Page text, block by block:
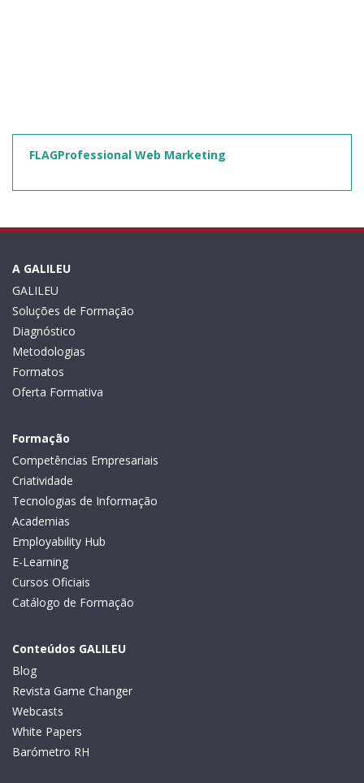
FLAGProfessional Web Marketing
A GALILEU
GALILEU
Soluções de Formação
Diagnóstico
Metodologias
Formatos
Oferta Formativa
Formação
Competências Empresariais
Criatividade
Tecnologias de Informação
Academias
Employability Hub
E-Learning
Cursos Oficiais
Catálogo de Formação
Conteúdos GALILEU
Blog
Revista Game Changer
Webcasts
White Papers
Barómetro RH